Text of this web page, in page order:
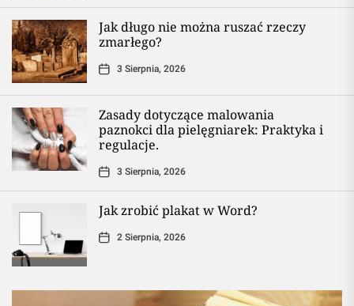
Jak długo nie można ruszać rzeczy
zmarłego?
3 Sierpnia, 2026
Zasady dotyczące malowania
paznokci dla pielęgniarek: Praktyka i
regulacje.
3 Sierpnia, 2026
Jak zrobić plakat w Word?
2 Sierpnia, 2026